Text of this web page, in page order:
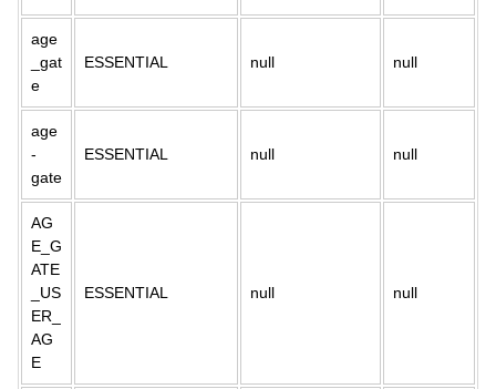
age
_gat
e
ESSENTIAL null null
age
-
gate
ESSENTIAL null null
AG
E_G
ATE
_US
ER_
AG
E
ESSENTIAL null null